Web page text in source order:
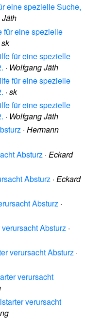
eine spezielle Suche,
Jäth
für eine spezielle
sk
für eine spezielle
· Wolfgang Jäth
für eine spezielle
· sk
für eine spezielle
· Wolfgang Jäth
· Hermann
Absturz · Eckard
Absturz · Eckard
Absturz ·
Absturz ·
verursacht Absturz ·
verursacht
verursacht